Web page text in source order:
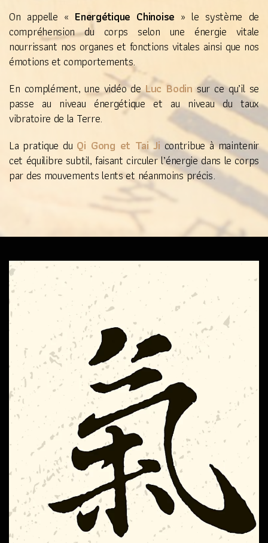
On appelle « Energétique Chinoise » le système de
compréhension du corps selon une énergie vitale
nourrissant nos organes et fonctions vitales ainsi que nos
émotions et comportements.
En complément, une vidéo deLuc Bodin sur ce qu’il se
passe au niveau énergétique et au niveau du taux
vibratoire de la Terre.
La pratique du Qi Gong et Tai Ji contribue à maintenir
cet équilibre subtil, faisant circuler l’énergie dans le corps
par des mouvements lents et néanmoins précis.